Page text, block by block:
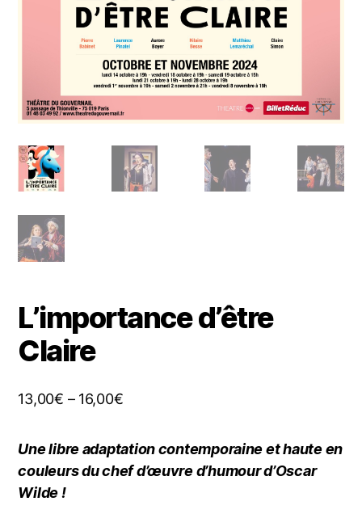
L’importance d’être
Claire
13,00€ – 16,00€
Une libre adaptation contemporaine et haute en
couleurs du chef d’œuvre d’humour d’Oscar
Wilde !